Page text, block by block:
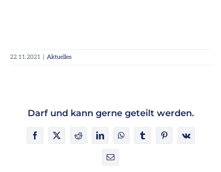
22.11.2021 Aktuelles
Darf und kann gerne geteilt werden.
Facebook
X RedditLinkedInWhatsAppTumblrPinterest
Vk
E-
Mail